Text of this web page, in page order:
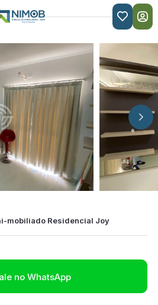
mobiliado Residencial Joy
no WhatsApp